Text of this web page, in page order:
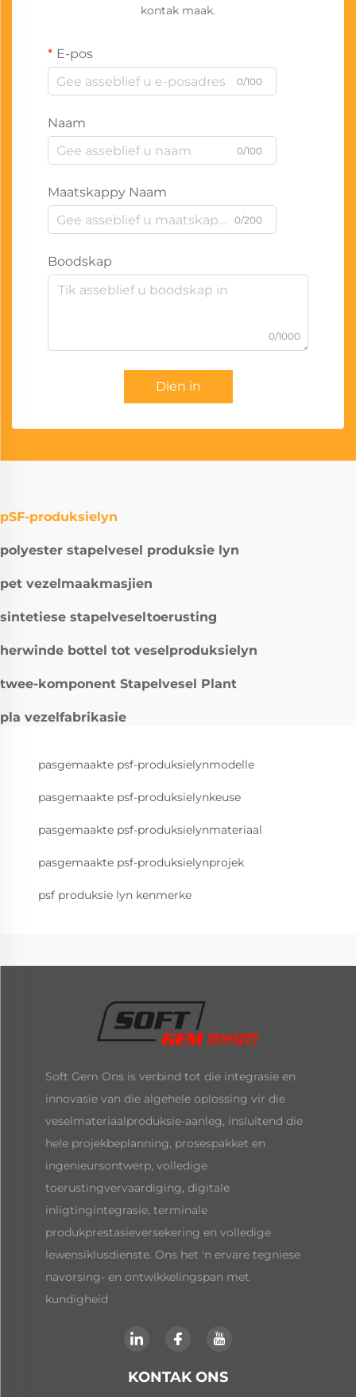
kontak maak.
E-pos
0/100
Naam
0/100
Maatskappy Naam
0/200
Boodskap
0/1000
Dien in
pSF-produksielyn
polyester stapelvesel produksie lyn
pet vezelmaakmasjien
sintetiese stapelveseltoerusting
herwinde bottel tot veselproduksielyn
twee-komponent Stapelvesel Plant
pla vezelfabrikasie
pasgemaakte psf-produksielynmodelle
pasgemaakte psf-produksielynkeuse
pasgemaakte psf-produksielynmateriaal
pasgemaakte psf-produksielynprojek
psf produksie lyn kenmerke
Soft Gem Ons is verbind tot die integrasie en
innovasie van die algehele oplossing vir die
veselmateriaalproduksie-aanleg, insluitend die
hele projekbeplanning, prosespakket en
ingenieursontwerp, volledige
toerustingvervaardiging, digitale
inligtingintegrasie, terminale
produkprestasieversekering en volledige
lewensiklusdienste. Ons het 'n ervare tegniese
navorsing- en ontwikkelingspan met
kundigheid
KONTAK ONS